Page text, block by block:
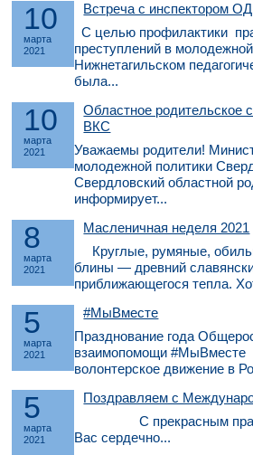
10
марта
2021
Встреча с инспектором
С целью профилактики
преступлений в
Нижнетагильском
была...
10
марта
2021
Областное родительское
ВКС
Уважаемы родители!
молодежной политики
Свердловский областной
информирует...
8
марта
2021
Масленичная неделя 2021
Круглые, румяные,
блины — древний
приближающегося тепла.
5
марта
2021
#МыВместе
Празднование года
взаимопомощи #МыВместе
волонтерское движение в
5
марта
2021
Поздравляем с
С прекрасным
Вас сердечно...